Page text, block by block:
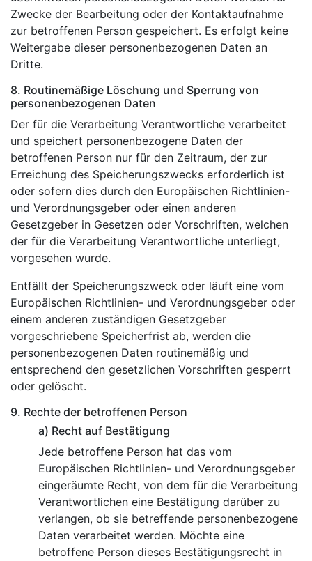
Zwecke der Bearbeitung oder der Kontaktaufnahme
zur betroffenen Person gespeichert. Es erfolgt keine
Weitergabe dieser personenbezogenen Daten an
Dritte.
8. Routinemäßige Löschung und Sperrung von
personenbezogenen Daten
Der für die Verarbeitung Verantwortliche verarbeitet
und speichert personenbezogene Daten der
betroffenen Person nur für den Zeitraum, der zur
Erreichung des Speicherungszwecks erforderlich ist
oder sofern dies durch den Europäischen Richtlinien-
und Verordnungsgeber oder einen anderen
Gesetzgeber in Gesetzen oder Vorschriften, welchen
der für die Verarbeitung Verantwortliche unterliegt,
vorgesehen wurde.
Entfällt der Speicherungszweck oder läuft eine vom
Europäischen Richtlinien- und Verordnungsgeber oder
einem anderen zuständigen Gesetzgeber
vorgeschriebene Speicherfrist ab, werden die
personenbezogenen Daten routinemäßig und
entsprechend den gesetzlichen Vorschriften gesperrt
oder gelöscht.
9. Rechte der betroffenen Person
a) Recht auf Bestätigung
Jede betroffene Person hat das vom
Europäischen Richtlinien- und Verordnungsgeber
eingeräumte Recht, von dem für die Verarbeitung
Verantwortlichen eine Bestätigung darüber zu
verlangen, ob sie betreffende personenbezogene
Daten verarbeitet werden. Möchte eine
betroffene Person dieses Bestätigungsrecht in